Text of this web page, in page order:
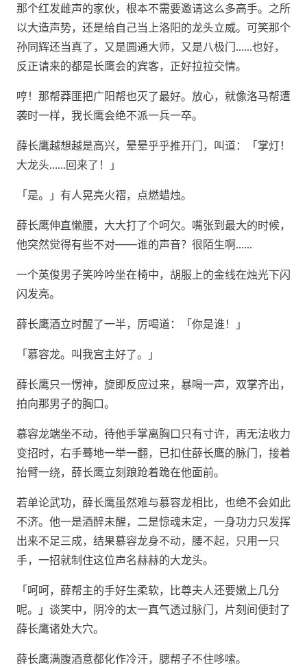
那个红发雌声的家伙，根本不需要邀请这么多高手。之所
以大造声势，还是给自己当上洛阳的龙头立威。可笑那个
孙同辉还当真了，又是圆通大师，又是八极门……也好，
反正请来的都是长鹰会的宾客，正好拉拉交情。
哼！那帮莽匪把广阳帮也灭了最好。放心，就像洛马帮遭
袭时一样，我长鹰会绝不派一兵一卒。
薛长鹰越想越是高兴，晕晕乎乎推开门，叫道：「掌灯！
大龙头……回来了！」
「是。」有人晃亮火褶，点燃蜡烛。
薛长鹰伸直懒腰，大大打了个呵欠。嘴张到最大的时候，
他突然觉得有些不对——谁的声音？很陌生啊……
一个英俊男子笑吟吟坐在椅中，胡服上的金线在烛光下闪
闪发亮。
薛长鹰酒立时醒了一半，厉喝道：「你是谁！」
「慕容龙。叫我宫主好了。」
薛长鹰只一愣神，旋即反应过来，暴喝一声，双掌齐出，
拍向那男子的胸口。
慕容龙端坐不动，待他手掌离胸口只有寸许，再无法收力
变招时，右手蓦地一举一翻，已扣住薛长鹰的脉门，接着
抬臂一绕，薛长鹰立刻踉跄着跪在他面前。
若单论武功，薛长鹰虽然难与慕容龙相比，也绝不会如此
不济。他一是酒醉未醒，二是惊魂未定，一身功力只发挥
出来不足三成，结果慕容龙身不动，腰不起，只用一只
手，一招就制住这位声名赫赫的大龙头。
「呵呵，薛帮主的手好生柔软，比尊夫人还要嫩上几分
呢。」谈笑中，阴冷的太一真气透过脉门，片刻间便封了
薛长鹰诸处大穴。
薛长鹰满腹酒意都化作冷汗，腮帮子不住哆嗦。